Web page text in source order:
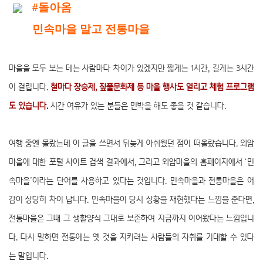
#돌아옴
민속마을 말고 전통마을
마을을 모두 보는 데는 사람마다 차이가 있겠지만 짧게는 1시간, 길게는 3시간
이 걸립니다. 철마다 장승제, 짚풀문화제 등 마을 행사도 열리고 체험 프로그램
도 있습니다. 시간 여유가 있는 분들은 민박을 해도 좋을 것 같습니다.
여행 중엔 몰랐는데 이 글을 쓰면서 뒤늦게 아쉬웠던 점이 떠올랐습니다. 외암
마을에 대한 포털 사이트 검색 결과에서, 그리고 외암마을의 홈페이지에서 ‘민
속마을’이라는 단어를 사용하고 있다는 것입니다. 민속마을과 전통마을은 어
감이 상당히 차이 납니다. 민속마을이 당시 상황을 재현했다는 느낌을 준다면,
전통마을은 그때 그 생활양식 그대로 보존하여 지금까지 이어왔다는 느낌입니
다. 다시 말하면 전통에는 옛 것을 지키려는 사람들의 자취를 기대할 수 있다
는 말입니다.